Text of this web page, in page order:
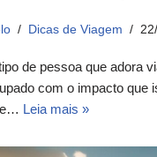
Dicas de Viagem
de pessoa que adora
com o impacto que
Leia mais »